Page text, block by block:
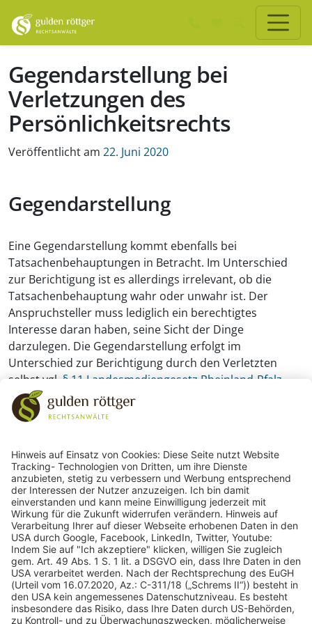
Gegendarstellung bei
Verletzungen des
Persönlichkeitsrechts
Veröffentlicht am 22. Juni 2020
Gegendarstellung
Eine Gegendarstellung kommt ebenfalls bei
Tatsachenbehauptungen in Betracht. Im Unterschied
zur Berichtigung ist es allerdings irrelevant, ob die
Tatsachenbehauptung wahr oder unwahr ist. Der
Anspruchsteller muss lediglich ein berechtigtes
Interesse daran haben, seine Sicht der Dinge
darzulegen. Die Gegendarstellung erfolgt im
Unterschied zur Berichtigung durch den Verletzten
selbst vgl. § 11 Landesmediengesetz Rheinland-Pfalz
gulden röttger rechtsanwälte
gulden röttger rechtsanwälte
Jean-Pierre-Jungels-Str.10
55126 Mainz